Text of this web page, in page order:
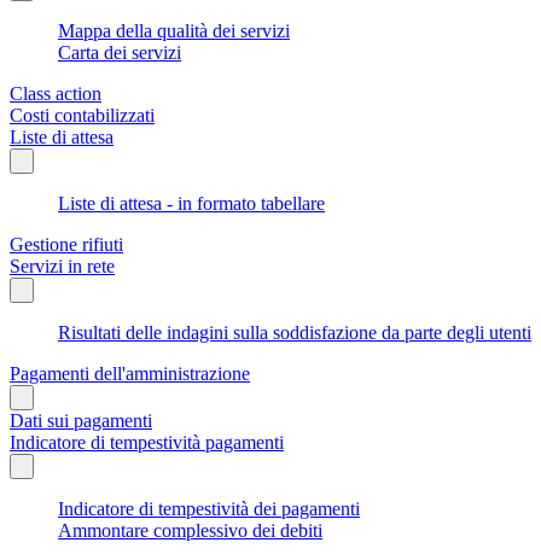
Mappa della qualità dei servizi
Carta dei servizi
Class action
Costi contabilizzati
Liste di attesa
Liste di attesa - in formato tabellare
Gestione rifiuti
Servizi in rete
Risultati delle indagini sulla soddisfazione da parte degli utenti
Pagamenti dell'amministrazione
Dati sui pagamenti
Indicatore di tempestività pagamenti
Indicatore di tempestività dei pagamenti
Ammontare complessivo dei debiti